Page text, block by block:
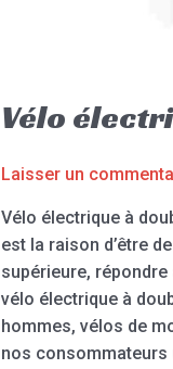
Vélo
Laisser un
Vélo électrique à
est la raison d’être
supérieure,
vélo électrique à
hommes, vélos de
nos consommateurs